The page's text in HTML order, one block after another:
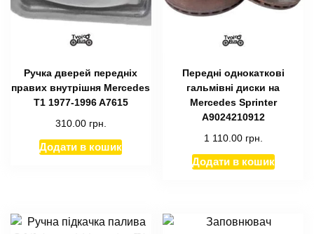
Ручка дверей передніх
правих внутрішня Mercedes
T1 1977-1996 A7615
310.00 грн.
Додати в кошик
Передні однокаткові
гальмівні диски на
Mercedes Sprinter
А9024210912
1 110.00 грн.
Додати в кошик